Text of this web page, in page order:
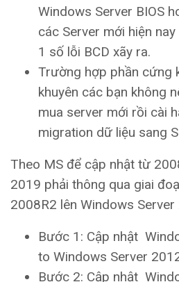
Windows Server BIOS
các Server mới hiện
1 số lỗi BCD xãy ra.
Trường hợp phần cứng
khuyên các bạn không
mua server mới rồi cài
migration dữ liệu sang
Theo MS để cập nhật từ
2019 phải thông qua giai
2008R2 lên Windows Server
Bước 1: Cập nhật
to Windows Server
Bước 2: Cập nhật